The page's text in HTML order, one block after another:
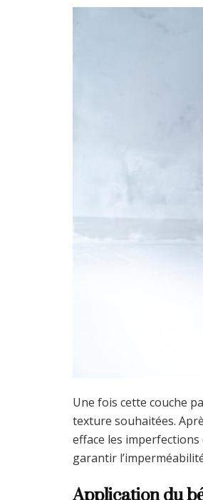
Une fois cette couche
texture souhaitées.
efface les
garantir